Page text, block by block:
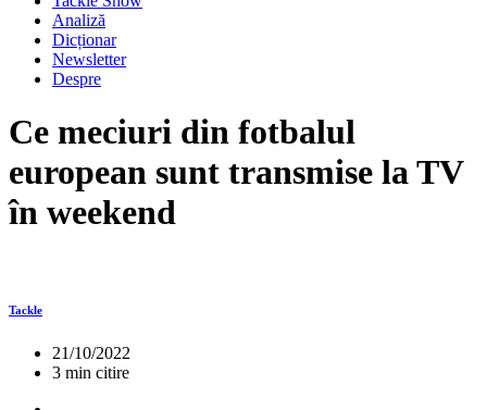
Analiză
Dicționar
Newsletter
Despre
Ce meciuri din fotbalul
european sunt transmise la TV
în weekend
Tackle
21/10/2022
3 min citire